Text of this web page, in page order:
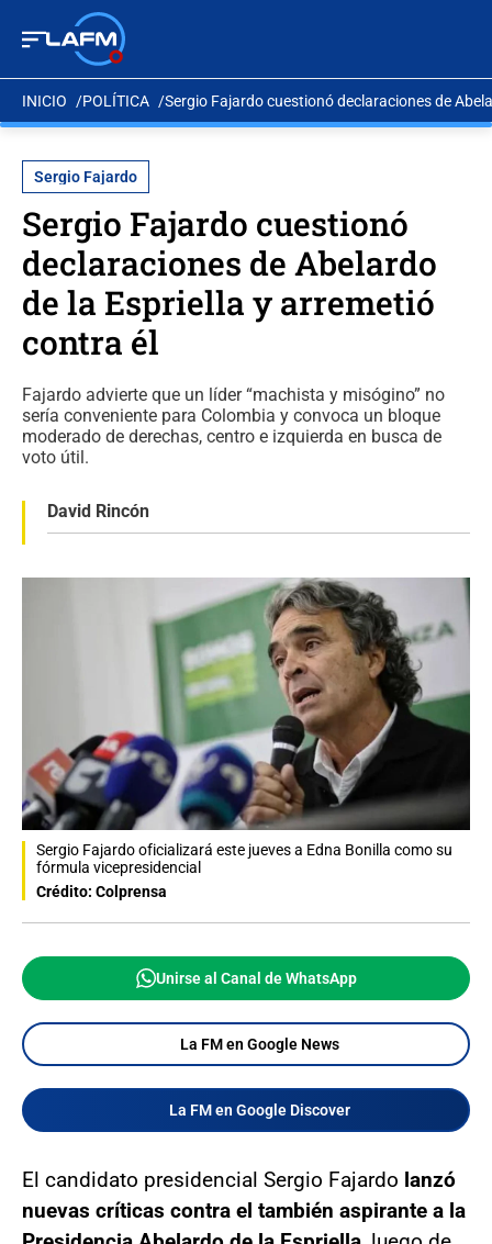
INICIO POLÍTICA Sergio Fajardo cuestionó declaraciones de
Sergio Fajardo
Sergio Fajardo cuestionó
declaraciones de Abelardo
de la Espriella y arremetió
contra él
Fajardo advierte que un líder “machista y misógino” no
sería conveniente para Colombia y convoca un bloque
moderado de derechas, centro e izquierda en busca de
voto útil.
David Rincón
Sergio Fajardo oficializará este jueves a Edna Bonilla como su
fórmula vicepresidencial
Crédito: Colprensa
Unirse al Canal de WhatsApp
La FM en Google News
La FM en Google Discover
El candidato presidencial Sergio Fajardo lanzó
nuevas críticas contra el también aspirante a la